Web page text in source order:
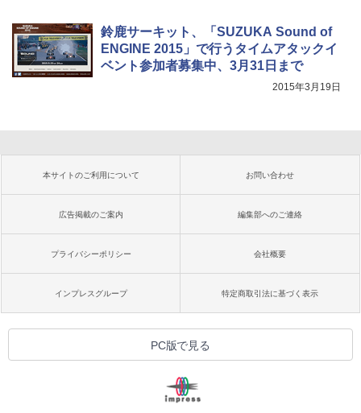
鈴鹿サーキット、「SUZUKA Sound of
ENGINE 2015」で行うタイムアタックイ
ベント参加者募集中、3月31日まで
2015年3月19日
本サイトのご利用について お問い合わせ
広告掲載のご案内 編集部へのご連絡
プライバシーポリシー 会社概要
インプレスグループ 特定商取引法に基づく表示
PC版で見る